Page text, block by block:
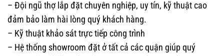
– Đội ngũ thợ lắp đặt chuyên nghiệp, uy tín, kỹ thuật cao
đảm bảo làm hài lòng quý khách hàng.
– Kỹ thuật khảo sát trực tiếp công trình
– Hệ thống showroom đặt ở tất cả các quận giúp quý